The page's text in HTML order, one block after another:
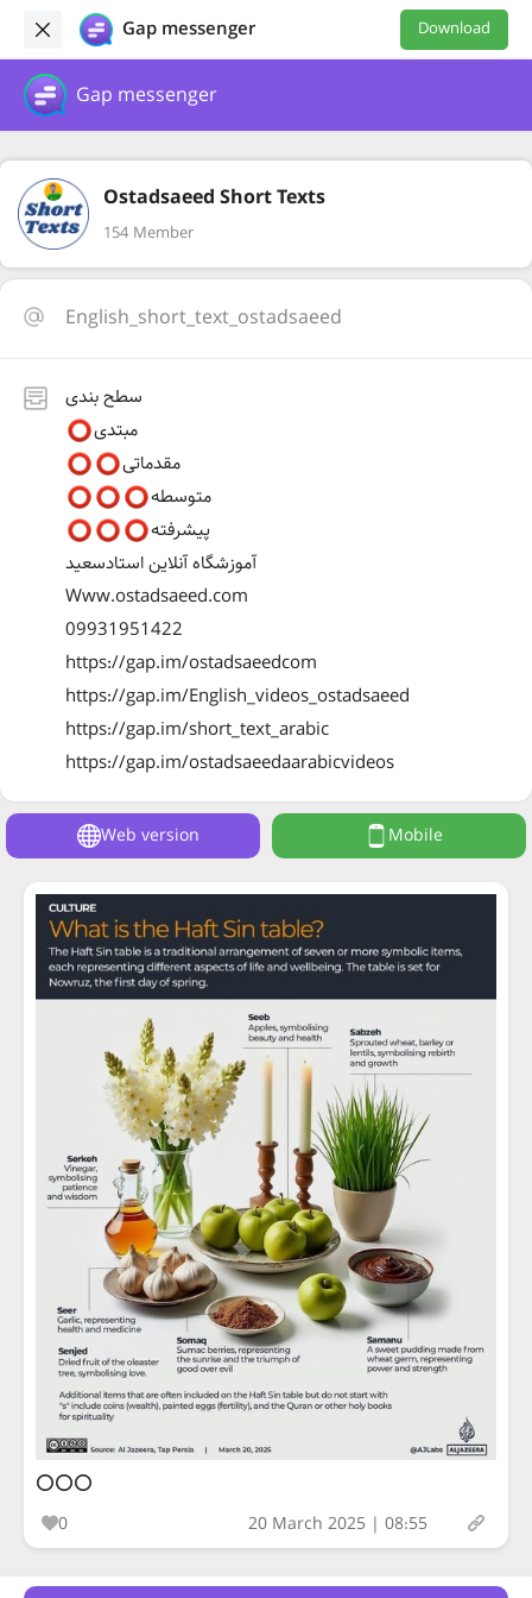
Gap messenger Download
Gap messenger
Ostadsaeed Short Texts
154 Member
English_short_text_ostadsaeed
سطح بندی
مبتدی
مقدماتی
متوسطه
پیشرفته
آموزشگاه آنلاین استادسعید
Www.ostadsaeed.com
09931951422
https://gap.im/ostadsaeedcom
https://gap.im/English_videos_ostadsaeed
https://gap.im/short_text_arabic
https://gap.im/ostadsaeedaarabicvideos
Web version Mobile
⭕️⭕️⭕️
0
20 March 2025 | 08:55